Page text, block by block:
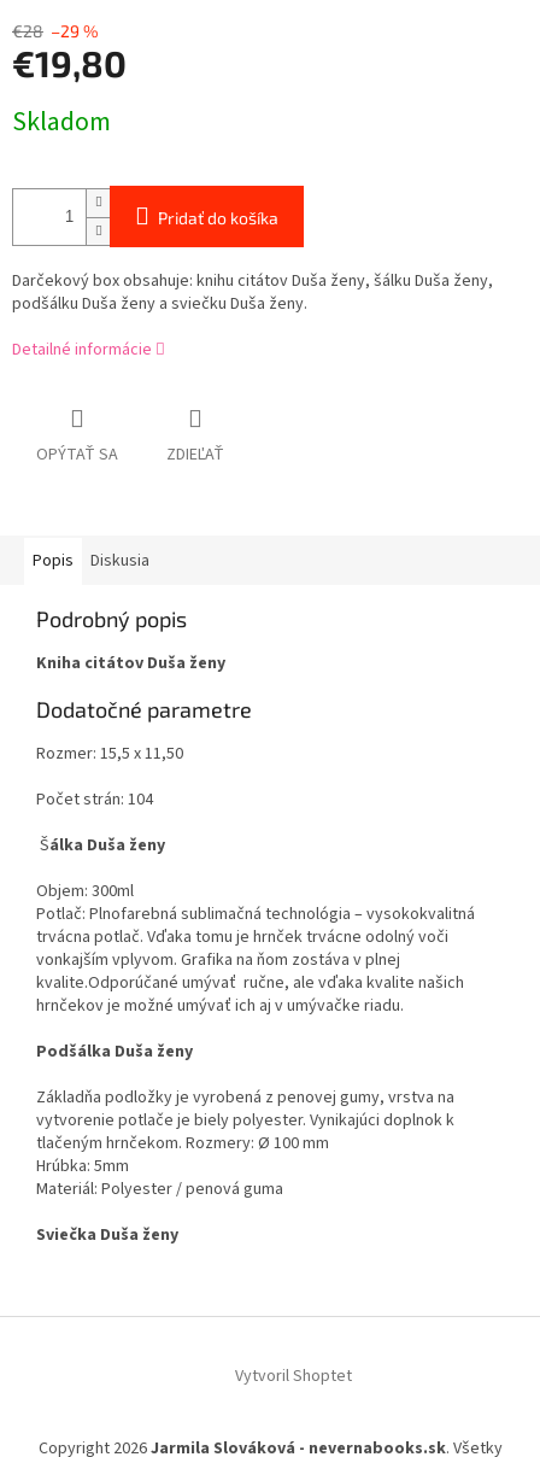
€28 –29 %
€19,80
cena:
Skladom
Pridať do košíka
Darčekový box obsahuje: knihu citátov Duša ženy, šálku Duša ženy,
podšálku Duša ženy a sviečku Duša ženy.
Detailné informácie
OPÝTAŤ SA ZDIEĽAŤ
Popis Diskusia
Podrobný popis
Kniha citátov Duša ženy
Dodatočné parametre
Rozmer: 15,5 x 11,50
Počet strán: 104
Šálka Duša ženy
Objem: 300ml
Potlač: Plnofarebná sublimačná technológia – vysokokvalitná
trvácna potlač. Vďaka tomu je hrnček trvácne odolný voči
vonkajším vplyvom. Grafika na ňom zostáva v plnej
kvalite.Odporúčané umývať ručne, ale vďaka kvalite našich
hrnčekov je možné umývať ich aj v umývačke riadu.
Podšálka Duša ženy
Základňa podložky je vyrobená z penovej gumy, vrstva na
vytvorenie potlače je biely polyester. Vynikajúci doplnok k
tlačeným hrnčekom. Rozmery: Ø 100 mm
Hrúbka: 5mm
Materiál: Polyester / penová guma
Sviečka Duša ženy
Vytvoril Shoptet
Copyright 2026Jarmila Slováková - nevernabooks.sk. Všetky